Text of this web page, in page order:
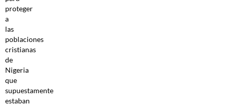
proteger
a
las
poblaciones
cristianas
de
Nigeria
que
supuestamente
estaban